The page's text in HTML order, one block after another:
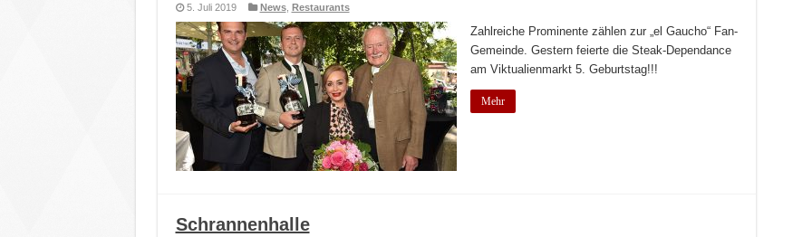
5. Juli 2019 News, Restaurants
Zahlreiche Prominente zählen zur „el Gaucho“ Fan-
Gemeinde. Gestern feierte die Steak-Dependance
am Viktualienmarkt 5. Geburtstag!!!
Mehr
Schrannenhalle